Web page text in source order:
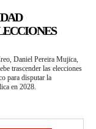
Daniel Pereira Mujica,
trascender las elecciones
para disputar la
en 2028.